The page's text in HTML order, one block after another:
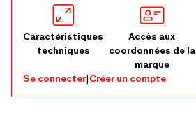
Caractéristiques
techniques
Accès aux
coordonnées de la
marque
Se connecter|Créer un compte